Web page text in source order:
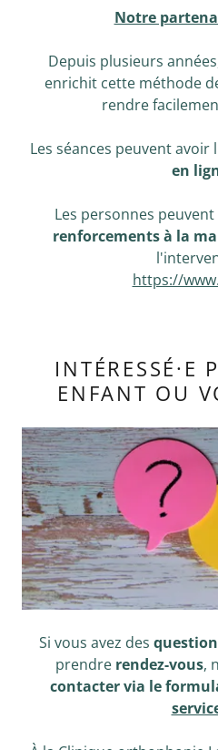
Notre
Depuis plusieurs
enrichit cette méthode
rendre
Les séances peuvent avoir
en
Les personnes
renforcements à la
https://
INTÉRESSÉ·E
ENFANT OU
Si vous avez des
prendre rendez-vous,
contacter via le